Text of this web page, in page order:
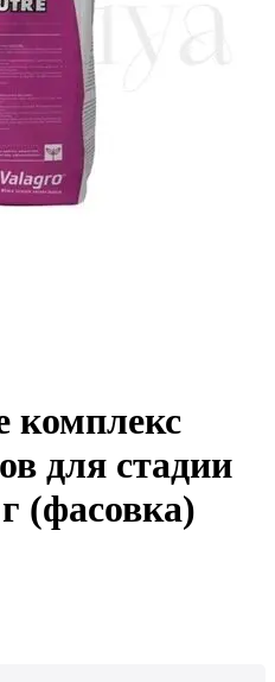
комплекс
для стадии
(фасовка)